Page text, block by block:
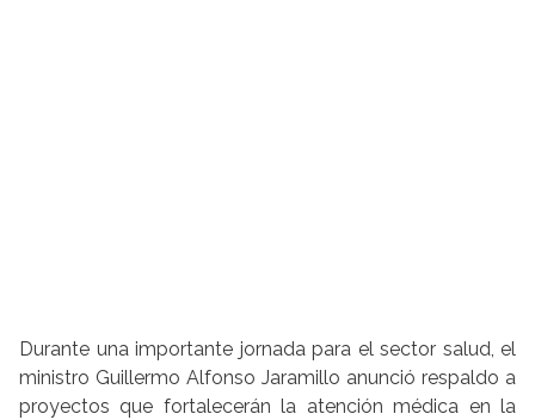
Durante una importante jornada para el sector salud, el
ministro Guillermo Alfonso Jaramillo anunció respaldo a
proyectos que fortalecerán la atención médica en la